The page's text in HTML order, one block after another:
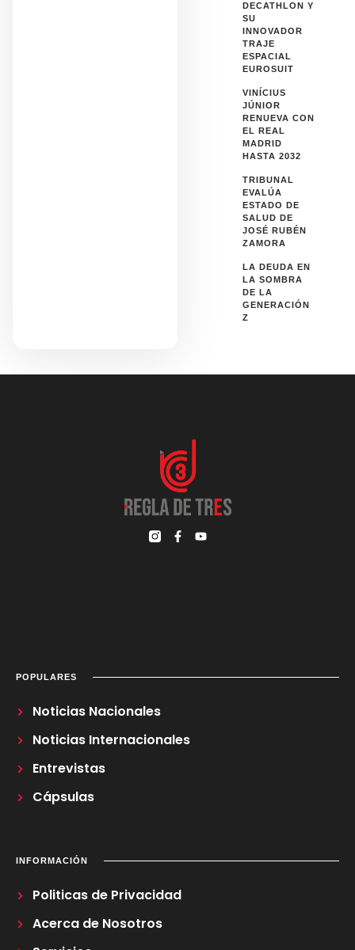
DECATHLON Y
SU
INNOVADOR
TRAJE
ESPACIAL
EUROSUIT
VINÍCIUS
JÚNIOR
RENUEVA CON
EL REAL
MADRID
HASTA 2032
TRIBUNAL
EVALÚA
ESTADO DE
SALUD DE
JOSÉ RUBÉN
ZAMORA
LA DEUDA EN
LA SOMBRA
DE LA
GENERACIÓN
Z
POPULARES
Noticias Nacionales
Noticias Internacionales
Entrevistas
Cápsulas
INFORMACIÓN
Politicas de Privacidad
Acerca de Nosotros